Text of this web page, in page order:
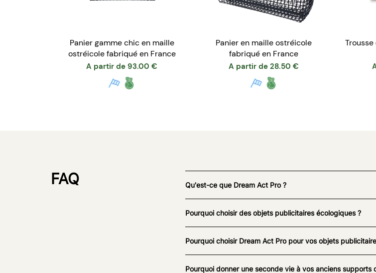
Panier gamme chic en maille
ostréicole fabriqué en France
A partir de 93.00 €
Panier en maille ostréicole
fabriqué en France
A partir de 28.50 €
FAQ Qu'est-ce que Dream Act Pro ?
Pourquoi choisir des objets publicitaires écologiques ?
Pourquoi choisir Dream Act Pro pour vos objets
Pourquoi donner une seconde vie à vos anciens supports